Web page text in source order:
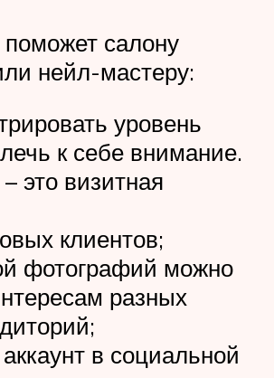
салону
нейл-мастеру:
уровень
к себе внимание.
это визитная
клиентов;
фотографий можно
разных
в социальной